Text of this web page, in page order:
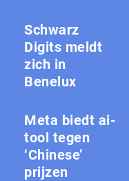
Schwarz
Digits meldt
zich in
Benelux
Meta biedt ai-
tool tegen
‘Chinese’
prijzen